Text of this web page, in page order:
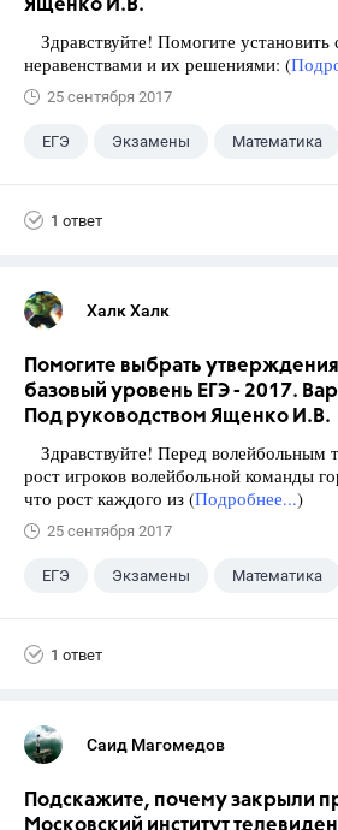
Ященко И.В.
Здравствуйте! Помогите установить
неравенствами и их решениями: (
25 сентября 2017
ЕГЭ Экзамены Математика
1 ответ
Халк Халк
Помогите выбрать
базовый уровень ЕГЭ - 2017.
Под руководством Ященко И.В.
Здравствуйте! Перед волейбольным
рост игроков волейбольной команды
что рост каждого из (Подробнее...)
25 сентября 2017
ЕГЭ Экзамены Математика
1 ответ
Саид Магомедов
Подскажите, почему закрыли
Московский институт